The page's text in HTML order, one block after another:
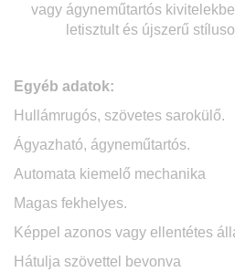
vagy ágyneműtartós
letisztult és újszerű
Egyéb adatok:
Hullámrugós, szövetes sarokülő.
Ágyazható, ágyneműtartós.
Automata kiemelő mechanika
Magas fekhelyes.
Képpel azonos vagy ellentétes
Hátulja szövettel bevonva